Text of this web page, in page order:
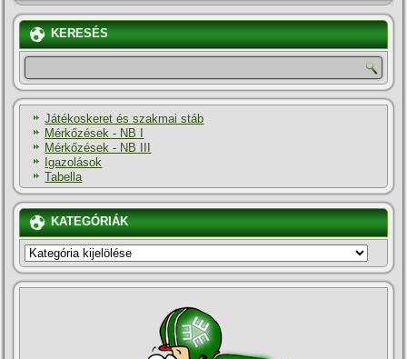
KERESÉS
Játékoskeret és szakmai stáb
Mérkőzések - NB I
Mérkőzések - NB III
Igazolások
Tabella
KATEGÓRIÁK
KATEGÓRIÁK